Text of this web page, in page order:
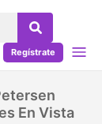
Regístrate
En Vista